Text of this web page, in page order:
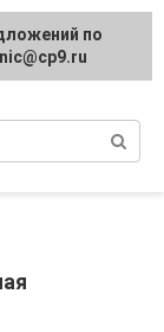
по